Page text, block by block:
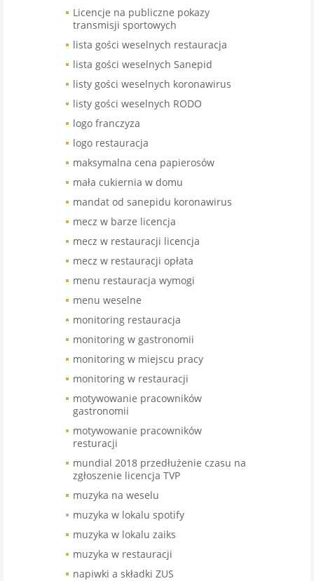
Licencje na publiczne pokazy
transmisji sportowych
lista gości weselnych restauracja
lista gości weselnych Sanepid
listy gości weselnych koronawirus
listy gości weselnych RODO
logo franczyza
logo restauracja
maksymalna cena papierosów
mała cukiernia w domu
mandat od sanepidu koronawirus
mecz w barze licencja
mecz w restauracji licencja
mecz w restauracji opłata
menu restauracja wymogi
menu weselne
monitoring restauracja
monitoring w gastronomii
monitoring w miejscu pracy
monitoring w restauracji
motywowanie pracowników
gastronomii
motywowanie pracowników
resturacji
mundial 2018 przedłużenie czasu na
zgłoszenie licencja TVP
muzyka na weselu
muzyka w lokalu spotify
muzyka w lokalu zaiks
muzyka w restauracji
napiwki a składki ZUS